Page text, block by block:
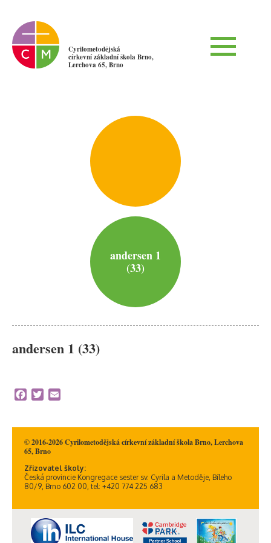
Cyrilometodějská
církevní základní škola Brno,
Lerchova 65, Brno
andersen 1
(33)
andersen 1 (33)
Facebook
Twitter
© 2016-2026 Cyrilometodějská církevní základní škola Brno, Lerchova
65, Brno
Zřizovatel školy:
Česká provincie Kongregace sester sv. Cyrila a Metoděje, Bíleho
80/9, Brno 602 00, tel: +420 774 225 683